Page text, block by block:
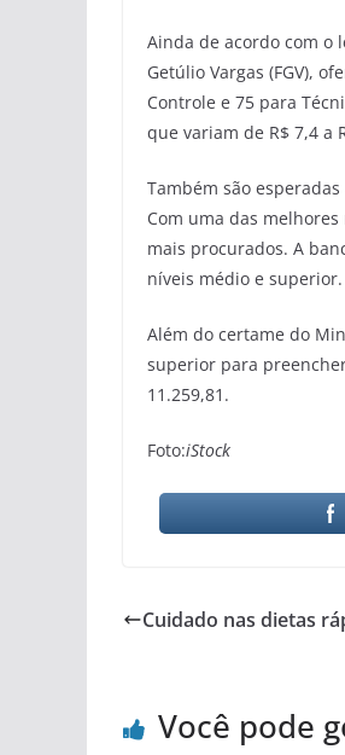
Ainda de acordo com o
Getúlio Vargas (FGV),
Controle e 75 para
que variam de R$ 7,4 a
Também são
Com uma das
mais procurados. A
níveis médio e superior.
Além do certame do
superior para
11.259,81.
Foto:iStock
Cuidado nas dietas
Você pode